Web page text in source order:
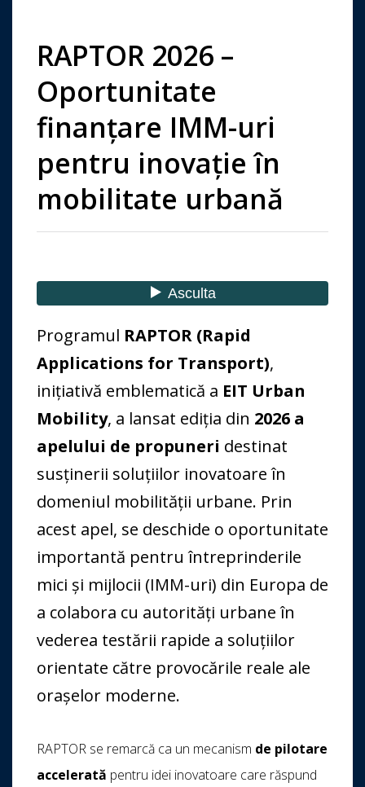
RAPTOR 2026 –
Oportunitate
finanțare IMM-uri
pentru inovație în
mobilitate urbană
Programul RAPTOR (Rapid
Applications for Transport),
inițiativă emblematică a EIT Urban
Mobility, a lansat ediția din 2026 a
apelului de propuneri destinat
susținerii soluțiilor inovatoare în
domeniul mobilității urbane. Prin
acest apel, se deschide o oportunitate
importantă pentru întreprinderile
mici și mijlocii (IMM-uri) din Europa de
a colabora cu autorități urbane în
vederea testării rapide a soluțiilor
orientate către provocările reale ale
orașelor moderne.
RAPTOR se remarcă ca un mecanism de pilotare
accelerată pentru idei inovatoare care răspund